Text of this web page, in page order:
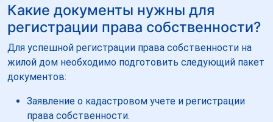
Какие документы нужны для
регистрации права собственности?
Для успешной регистрации права собственности на
жилой дом необходимо подготовить следующий пакет
документов:
Заявление о кадастровом учете и регистрации
права собственности.